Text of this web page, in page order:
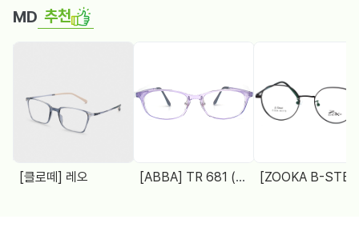
MD 추천
[클로떼] 레오 [ABBA] TR 681 (48□18 138)